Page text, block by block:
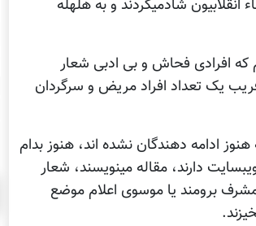
شادمیگردند و به هلهله
که افرادی فحاش و بی ادبی شعار
یک تعداد افراد مریض و سرگردان
ادامه دهندگان نشده اند، هنوز بدام
دارند، مقاله مینویسند، شعار
برومند یا موسوی اعلام موضع